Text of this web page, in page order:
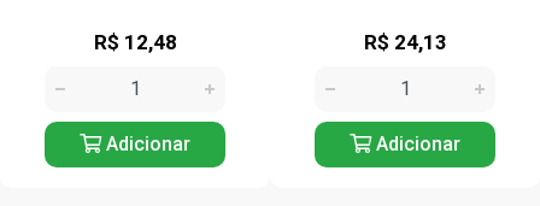
R$ 12,48
Adicionar
R$ 24,13
Adicionar